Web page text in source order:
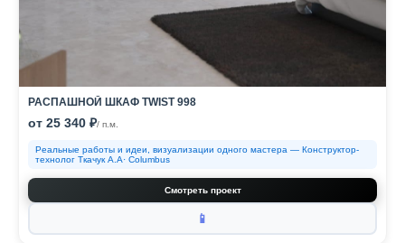
РАСПАШНОЙ ШКАФ TWIST 998
от 25 340 ₽/ п.м.
Реальные работы и идеи, визуализации одного мастера — Конструктор-
технолог Ткачук А.А· Columbus
Смотреть проект
📱